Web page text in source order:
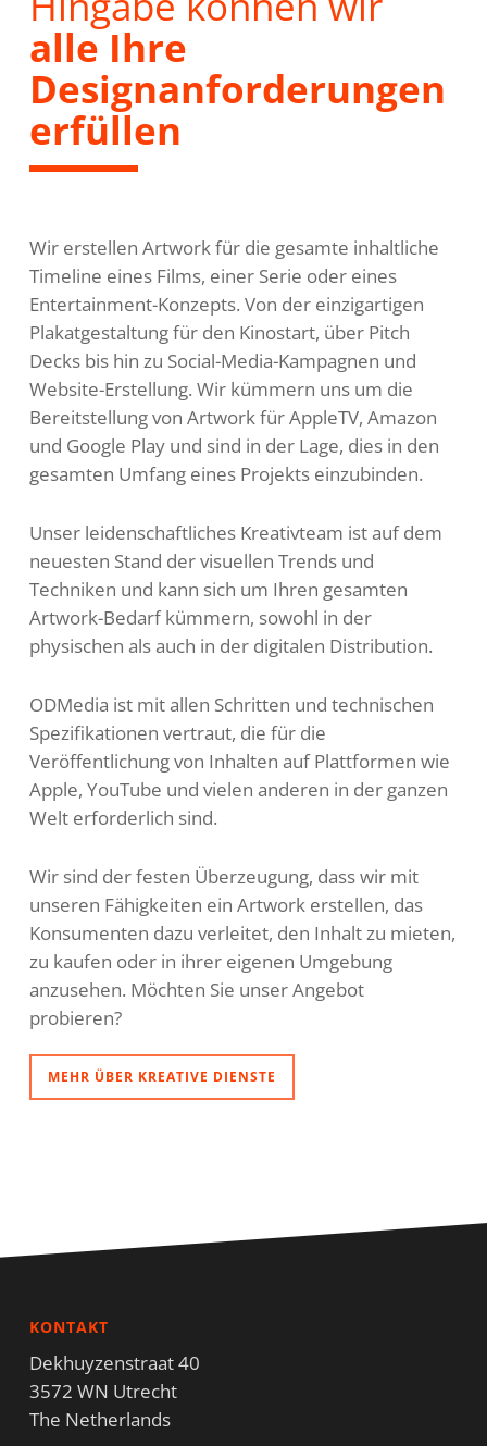
alle Ihre
Designanforderungen
erfüllen
Wir erstellen Artwork für die gesamte inhaltliche
Timeline eines Films, einer Serie oder eines
Entertainment-Konzepts. Von der einzigartigen
Plakatgestaltung für den Kinostart, über Pitch
Decks bis hin zu Social-Media-Kampagnen und
Website-Erstellung. Wir kümmern uns um die
Bereitstellung von Artwork für AppleTV, Amazon
und Google Play und sind in der Lage, dies in den
gesamten Umfang eines Projekts einzubinden.
Unser leidenschaftliches Kreativteam ist auf dem
neuesten Stand der visuellen Trends und
Techniken und kann sich um Ihren gesamten
Artwork-Bedarf kümmern, sowohl in der
physischen als auch in der digitalen Distribution.
ODMedia ist mit allen Schritten und technischen
Spezifikationen vertraut, die für die
Veröffentlichung von Inhalten auf Plattformen wie
Apple, YouTube und vielen anderen in der ganzen
Welt erforderlich sind.
Wir sind der festen Überzeugung, dass wir mit
unseren Fähigkeiten ein Artwork erstellen, das
Konsumenten dazu verleitet, den Inhalt zu mieten,
zu kaufen oder in ihrer eigenen Umgebung
anzusehen. Möchten Sie unser Angebot
probieren?
MEHR ÜBER KREATIVE DIENSTE
KONTAKT
Dekhuyzenstraat 40
3572 WN Utrecht
The Netherlands